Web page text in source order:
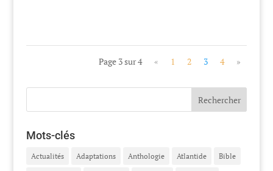
Page 3 sur 4 « 1 2 3 4 »
Mots-clés
Actualités Adaptations Anthologie Atlantide Bible